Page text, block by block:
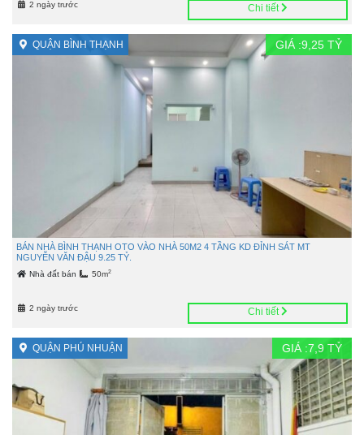
2 ngày trước Chi tiết
QUẬN BÌNH THẠNH GIÁ :9,25 TỶ
BÁN NHÀ BÌNH THẠNH OTO VÀO NHÀ 50M2 4 TẦNG KD ĐỈNH SÁT MT
NGUYỄN VĂN ĐẬU 9.25 TỶ.
Nhà đất bán 50m2
2 ngày trước Chi tiết
QUẬN PHÚ NHUẬN GIÁ :7,9 TỶ